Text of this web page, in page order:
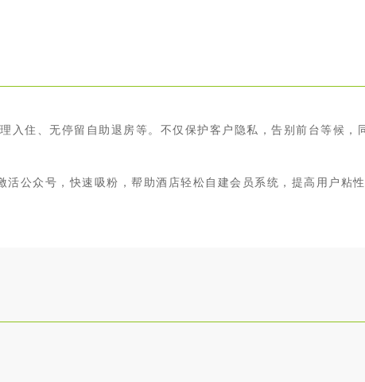
入住、无停留自助退房等。不仅保护客户隐私，告别前台等候，
公众号，快速吸粉，帮助酒店轻松自建会员系统，提高用户粘